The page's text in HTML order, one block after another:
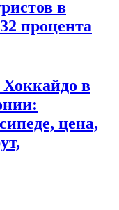
в
процента
Хоккайдо в
цена,